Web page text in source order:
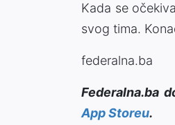
Kada se
svog tima.
federalna.ba
Federalna.ba
App Storeu.